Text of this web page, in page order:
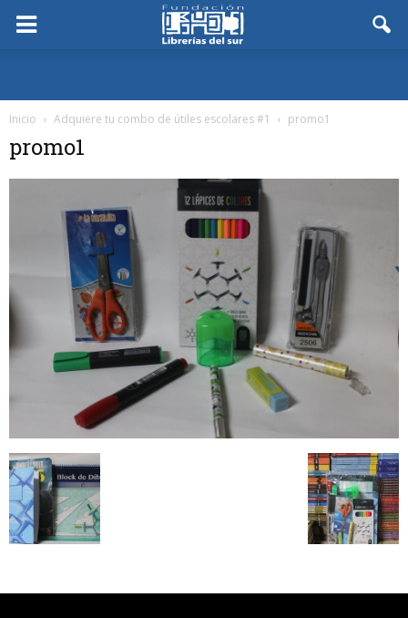
Inicio Adquiere tu combo de útiles escolares #1 promo1
promo1